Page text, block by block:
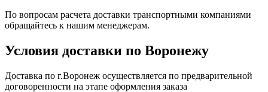
По вопросам расчета доставки транспортными компаниями
обращайтесь к нашим менеджерам.
Условия доставки по Воронежу
Доставка по г.Воронеж осуществляется по предварительной
договоренности на этапе оформления заказа